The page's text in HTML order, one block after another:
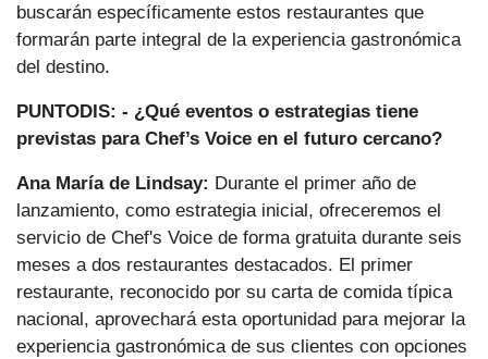
buscarán específicamente estos restaurantes que
formarán parte integral de la experiencia gastronómica
del destino.
PUNTODIS: - ¿Qué eventos o estrategias tiene
previstas para Chef’s Voice en el futuro cercano?
Ana María de Lindsay: Durante el primer año de
lanzamiento, como estrategia inicial, ofreceremos el
servicio de Chef's Voice de forma gratuita durante seis
meses a dos restaurantes destacados. El primer
restaurante, reconocido por su carta de comida típica
nacional, aprovechará esta oportunidad para mejorar la
experiencia gastronómica de sus clientes con opciones